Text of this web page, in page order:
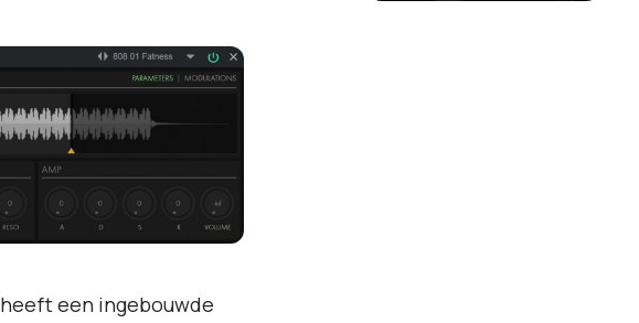
heeft een ingebouwde